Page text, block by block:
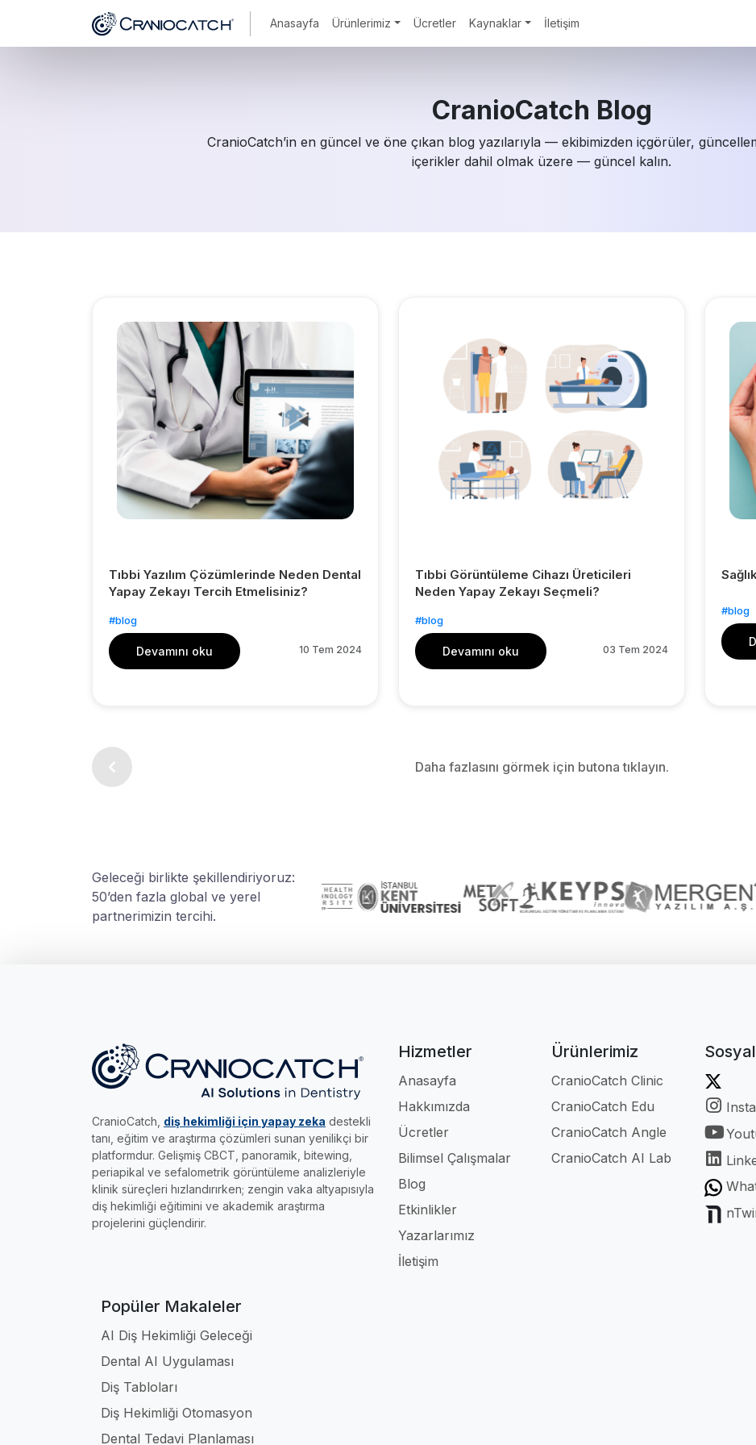
Anasayfa Ürünlerimiz Ücretler Kaynaklar İletişim
CranioCatch Blog
CranioCatch’in en güncel ve öne çıkan blog yazılarıyla — ekibimizden içgörüler,
içerikler dahil olmak üzere — güncel kalın.
Tıbbi Yazılım Çözümlerinde Neden Dental
Yapay Zekayı Tercih Etmelisiniz?
#blog
Devamını oku 10 Tem 2024
Tıbbi Görüntüleme Cihazı Üreticileri
Neden Yapay Zekayı Seçmeli?
#blog
Devamını oku 03 Tem 2024
#blog
Daha fazlasını görmek için butona tıklayın.
Geleceği birlikte şekillendiriyoruz:
50’den fazla global ve yerel
partnerimizin tercihi.
CranioCatch, diş hekimliği için yapay zeka destekli
tanı, eğitim ve araştırma çözümleri sunan yenilikçi bir
platformdur. Gelişmiş CBCT, panoramik, bitewing,
periapikal ve sefalometrik görüntüleme analizleriyle
klinik süreçleri hızlandırırken; zengin vaka altyapısıyla
diş hekimliği eğitimini ve akademik araştırma
projelerini güçlendirir.
Hizmetler
Anasayfa
Hakkımızda
Ücretler
Bilimsel Çalışmalar
Blog
Etkinlikler
Yazarlarımız
İletişim
Ürünlerimiz
CranioCatch Clinic
CranioCatch Edu
CranioCatch Angle
CranioCatch AI Lab
Popüler Makaleler
AI Diş Hekimliği Geleceği
Dental AI Uygulaması
Diş Tabloları
Diş Hekimliği Otomasyon
Dental Tedavi Planlaması